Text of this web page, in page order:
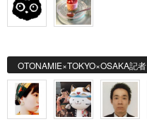
OTONAMIE×TOKYO×OSAKA記者